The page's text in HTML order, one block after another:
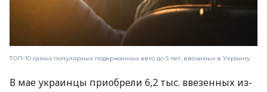
ТОП-10 самых популярных подержанных авто до 5 лет, ввозимых в Украину
В мае украинцы приобрели 6,2 тыс. ввезенных из-